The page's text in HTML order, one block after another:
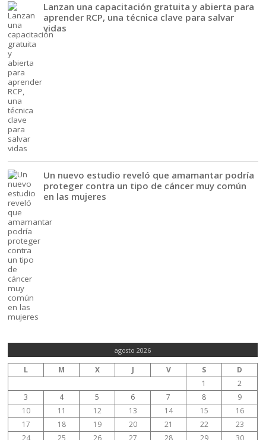
Lanzan una capacitación gratuita y abierta para
aprender RCP, una técnica clave para salvar
vidas
Un nuevo estudio reveló que amamantar podría
proteger contra un tipo de cáncer muy común
en las mujeres
agosto 2026
L M X J V S
D
1
2
3
4 5 6 7 8
9
10
11 12 13 14 15
16
17
18 19 20 21 22
23